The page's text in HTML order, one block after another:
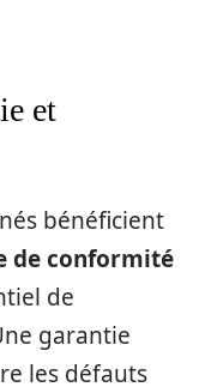
et
bénéficient
de conformité
de
garantie
les défauts